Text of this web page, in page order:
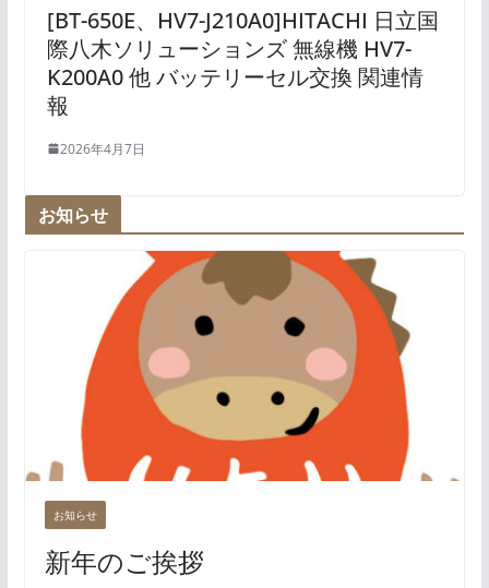
[BT-650E、HV7-J210A0]HITACHI 日立国
際八木ソリューションズ 無線機 HV7-
K200A0 他 バッテリーセル交換 関連情
報
2026年4月7日
お知らせ
お知らせ
新年のご挨拶